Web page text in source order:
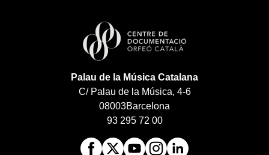
Palau de la Música Catalana
C/ Palau de la Música, 4-6
08003Barcelona
93 295 72 00